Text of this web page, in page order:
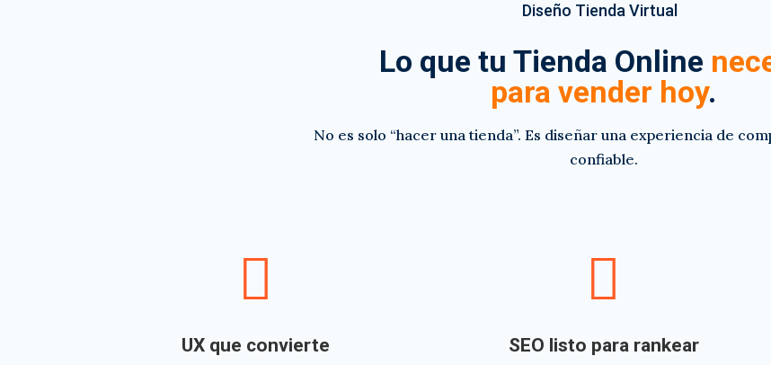
Diseño Tienda Virtual
Lo que tu Tienda Online
para vender hoy.
No es solo “hacer una tienda”. Es diseñar una experiencia de
confiable.

UX que convierte

SEO listo para rankear